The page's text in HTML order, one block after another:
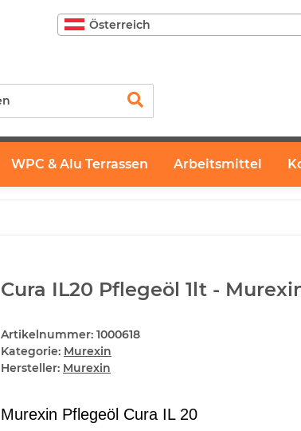
Österreich
WPC & Alu Terrassen Arbeitsmittel
Cura IL20 Pflegeöl 1lt -
Artikelnummer: 1000618
Kategorie: Murexin
Hersteller: Murexin
Murexin Pflegeöl Cura IL 20